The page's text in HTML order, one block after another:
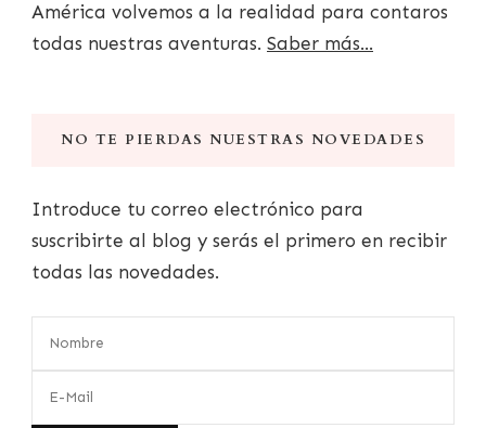
América volvemos a la realidad para contaros
todas nuestras aventuras. Saber más...
NO TE PIERDAS NUESTRAS NOVEDADES
Introduce tu correo electrónico para
suscribirte al blog y serás el primero en recibir
todas las novedades.